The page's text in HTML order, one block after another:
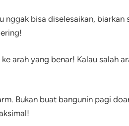
nggak bisa diselesaikan,
arah yang benar! Kalau salah
Bukan buat bangunin pagi